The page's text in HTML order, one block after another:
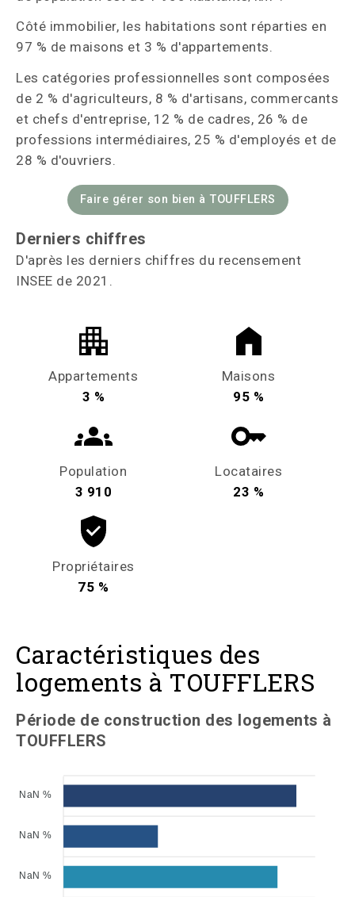
Côté immobilier, les habitations sont réparties en
97 % de maisons et 3 % d'appartements.
Les catégories professionnelles sont composées
de 2 % d'agriculteurs, 8 % d'artisans, commercants
et chefs d'entreprise, 12 % de cadres, 26 % de
professions intermédiaires, 25 % d'employés et de
28 % d'ouvriers.
Faire gérer son bien à TOUFFLERS
Derniers chiffres
D'après les derniers chiffres du recensement
INSEE de 2021.
Appartements
3 %
Maisons
95 %
Population
3 910
Locataires
23 %
Propriétaires
75 %
Caractéristiques des
logements à TOUFFLERS
Période de construction des logements à
TOUFFLERS
NaN %
NaN %
NaN %